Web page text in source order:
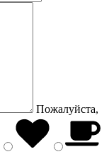
Пожалуйста,